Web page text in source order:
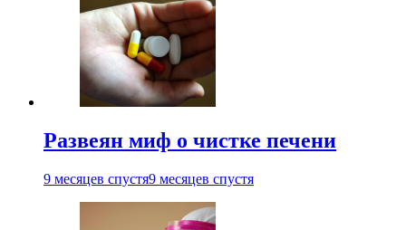
Развеян миф о чистке печени
9 месяцев спустя9 месяцев спустя